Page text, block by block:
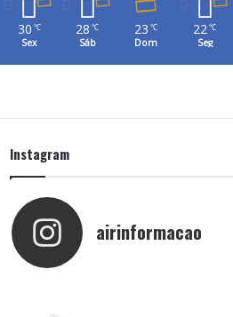
30 ℃
Sex
28 ℃
Sáb
23 ℃
Dom
22℃
Seg
Instagram
airinformacao